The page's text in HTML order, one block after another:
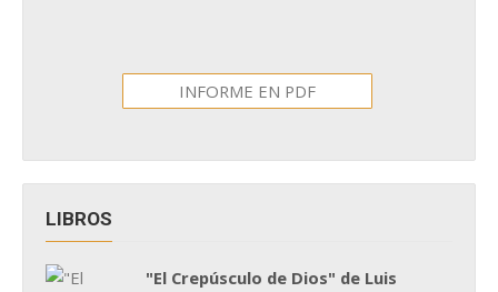
INFORME EN PDF
LIBROS
"El Crepúsculo de Dios" de Luis